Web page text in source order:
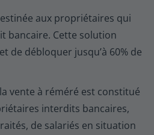
aux propriétaires qui
bancaire. Cette solution
de débloquer jusqu’à 60% de
vente à réméré est constitué
interdits bancaires,
de salariés en situation